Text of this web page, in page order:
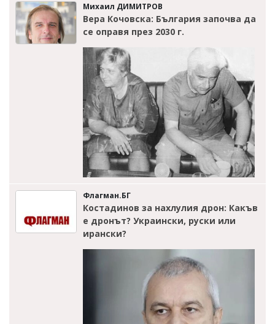
Михаил ДИМИТРОВ
Вера Кочовска: България започва да
се оправя през 2030 г.
Флагман.БГ
Костадинов за нахлулия дрон: Какъв
е дронът? Украински, руски или
ирански?